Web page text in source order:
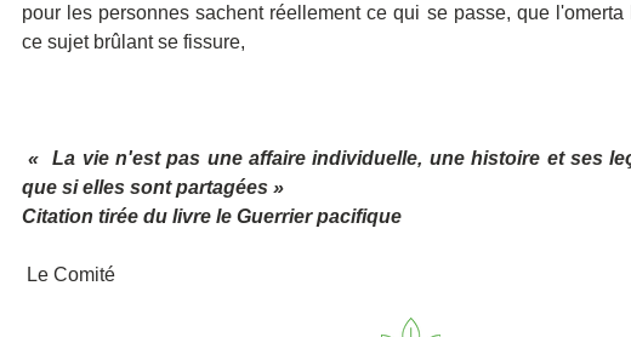
pour les personnes sachent réellement ce qui se passe, que l'omerta
ce sujet brûlant se fissure,
«  La vie n'est pas une affaire individuelle, une histoire et ses
que si elles sont partagées »
Citation tirée du livre le Guerrier pacifique
Le Comité